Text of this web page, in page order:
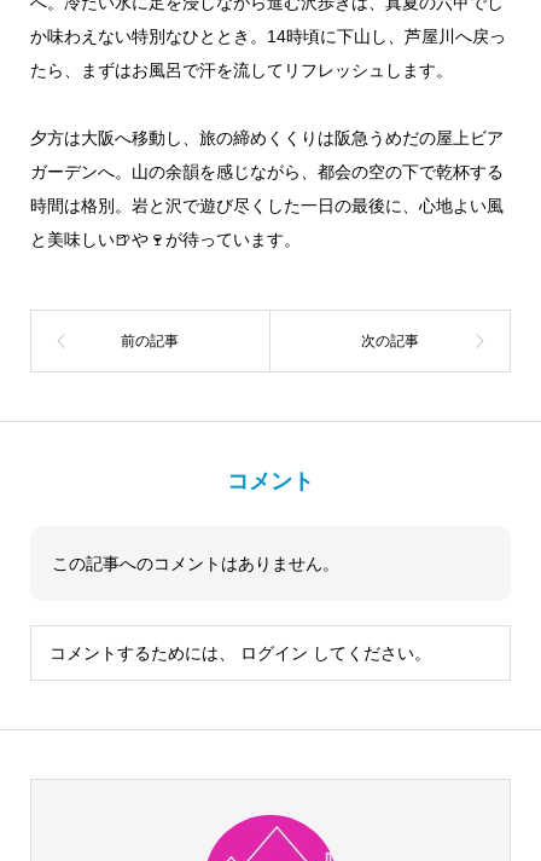
か味わえない特別なひととき。14時頃に下山し、芦屋川へ戻っ
たら、まずはお風呂で汗を流してリフレッシュします。
夕方は大阪へ移動し、旅の締めくくりは阪急うめだの屋上ビア
ガーデンへ。山の余韻を感じながら、都会の空の下で乾杯する
時間は格別。岩と沢で遊び尽くした一日の最後に、心地よい風
と美味しい🍺や🍷が待っています。
コメント
この記事へのコメントはありません。
コメントするためには、 ログイン してください。